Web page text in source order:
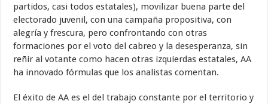
partidos, casi todos estatales), movilizar buena parte del
electorado juvenil, con una campaña propositiva, con
alegría y frescura, pero confrontando con otras
formaciones por el voto del cabreo y la desesperanza, sin
reñir al votante como hacen otras izquierdas estatales, AA
ha innovado fórmulas que los analistas comentan.
El éxito de AA es el del trabajo constante por el territorio y